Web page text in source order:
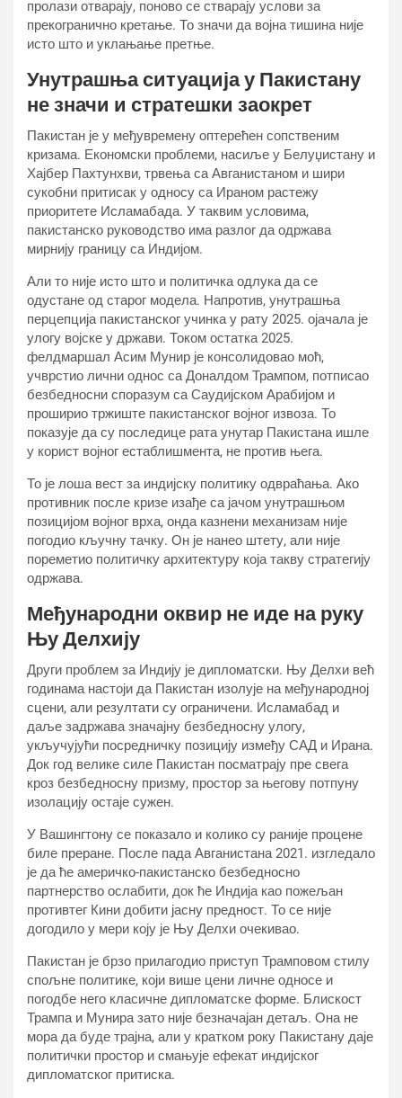
пролази отварају, поново се стварају услови за
прекогранично кретање. То значи да војна тишина није
исто што и уклањање претње.
Унутрашња ситуација у Пакистану
не значи и стратешки заокрет
Пакистан је у међувремену оптерећен сопственим
кризама. Економски проблеми, насиље у Белуџистану и
Хајбер Пахтунхви, трвења са Авганистаном и шири
сукобни притисак у односу са Ираном растежу
приоритете Исламабада. У таквим условима,
пакистанско руководство има разлог да одржава
мирнију границу са Индијом.
Али то није исто што и политичка одлука да се
одустане од старог модела. Напротив, унутрашња
перцепција пакистанског учинка у рату 2025. ојачала је
улогу војске у држави. Током остатка 2025.
фелдмаршал Асим Мунир је консолидовао моћ,
учврстио лични однос са Доналдом Трампом, потписао
безбедносни споразум са Саудијском Арабијом и
проширио тржиште пакистанског војног извоза. То
показује да су последице рата унутар Пакистана ишле
у корист војног естаблишмента, не против њега.
То је лоша вест за индијску политику одвраћања. Ако
противник после кризе изађе са јачом унутрашњом
позицијом војног врха, онда казнени механизам није
погодио кључну тачку. Он је нанео штету, али није
пореметио политичку архитектуру која такву стратегију
одржава.
Међународни оквир не иде на руку
Њу Делхију
Други проблем за Индију је дипломатски. Њу Делхи већ
годинама настоји да Пакистан изолује на међународној
сцени, али резултати су ограничени. Исламабад и
даље задржава значајну безбедносну улогу,
укључујући посредничку позицију између САД и Ирана.
Док год велике силе Пакистан посматрају пре свега
кроз безбедносну призму, простор за његову потпуну
изолацију остаје сужен.
У Вашингтону се показало и колико су раније процене
биле преране. После пада Авганистана 2021. изгледало
је да ће америчко-пакистанско безбедносно
партнерство ослабити, док ће Индија као пожељан
противтег Кини добити јасну предност. То се није
догодило у мери коју је Њу Делхи очекивао.
Пакистан је брзо прилагодио приступ Трамповом стилу
спољне политике, који више цени личне односе и
погодбе него класичне дипломатске форме. Блискост
Трампа и Мунира зато није безначајан детаљ. Она не
мора да буде трајна, али у кратком року Пакистану даје
политички простор и смањује ефекат индијског
дипломатског притиска.